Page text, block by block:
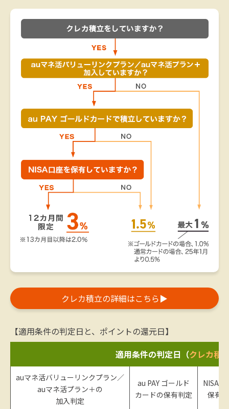
クレカ積立の詳細はこちら▶
【適用条件の判定日と、ポイントの還元日】
適用条件の判定日（クレカ積
auマネ活バリューリンクプラン／
auマネ活プラン＋の
加入判定
au PAY ゴールド
カードの保有判定
NISA口
保有